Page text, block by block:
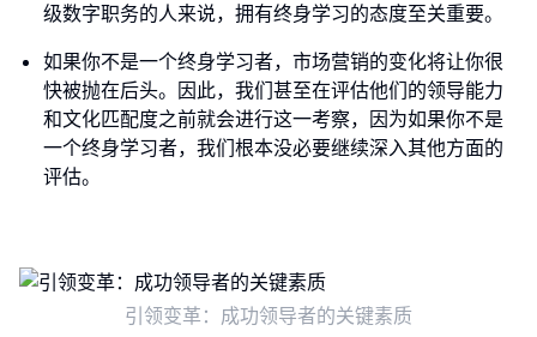
级数字职务的人来说，拥有终身学习的态度至关重要。
如果你不是一个终身学习者，市场营销的变化将让你很
快被抛在后头。因此，我们甚至在评估他们的领导能力
和文化匹配度之前就会进行这一考察，因为如果你不是
一个终身学习者，我们根本没必要继续深入其他方面的
评估。
引领变革：成功领导者的关键素质